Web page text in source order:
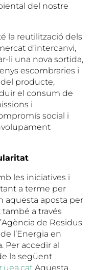
del nostre
la reutilització dels
d’intercanvi,
li una nova sortida,
escombraries i
producte,
el consum de
i
social i
les iniciatives i
a terme per
aquesta aposta per
a través
de Residus
l’Energia en
Per accedir al
la següent
Aquesta